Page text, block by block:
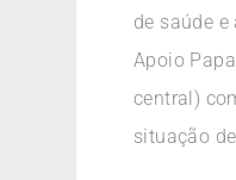
de saúde e
Apoio
central)
situação